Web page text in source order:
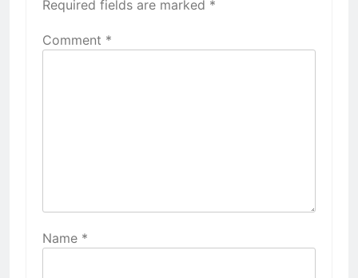
Required fields are marked *
Comment *
Name *